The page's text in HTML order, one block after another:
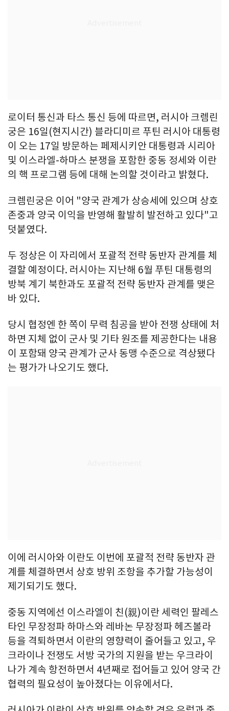
로이터 통신과 타스 통신 등에 따르면, 러시아 크렘린
궁은 16일(현지시간) 블라디미르 푸틴 러시아 대통령
이 오는 17일 방문하는 페제시키안 대통령과 시리아
및 이스라엘-하마스 분쟁을 포함한 중동 정세와 이란
의 핵 프로그램 등에 대해 논의할 것이라고 밝혔다.
크렘린궁은 이어 "양국 관계가 상승세에 있으며 상호
존중과 양국 이익을 반영해 활발히 발전하고 있다"고
덧붙였다.
두 정상은 이 자리에서 포괄적 전략 동반자 관계를 체
결할 예정이다. 러시아는 지난해 6월 푸틴 대통령의
방북 계기 북한과도 포괄적 전략 동반자 관계를 맺은
바 있다.
당시 협정엔 한 쪽이 무력 침공을 받아 전쟁 상태에 처
하면 지체 없이 군사 및 기타 원조를 제공한다는 내용
이 포함돼 양국 관계가 군사 동맹 수준으로 격상됐다
는 평가가 나오기도 했다.
이에 러시아와 이란도 이번에 포괄적 전략 동반자 관
계를 체결하면서 상호 방위 조항을 추가할 가능성이
제기되기도 했다.
중동 지역에선 이스라엘이 친(親)이란 세력인 팔레스
타인 무장정파 하마스와 레바논 무장정파 헤즈볼라
등을 격퇴하면서 이란의 영향력이 줄어들고 있고, 우
크라이나 전쟁도 서방 국가의 지원을 받는 우크라이
나가 계속 항전하면서 4년째로 접어들고 있어 양국 간
협력의 필요성이 높아졌다는 이유에서다.